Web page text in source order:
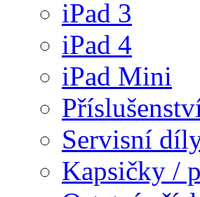
iPad 3
iPad 4
iPad Mini
Servisní
Kapsičky /